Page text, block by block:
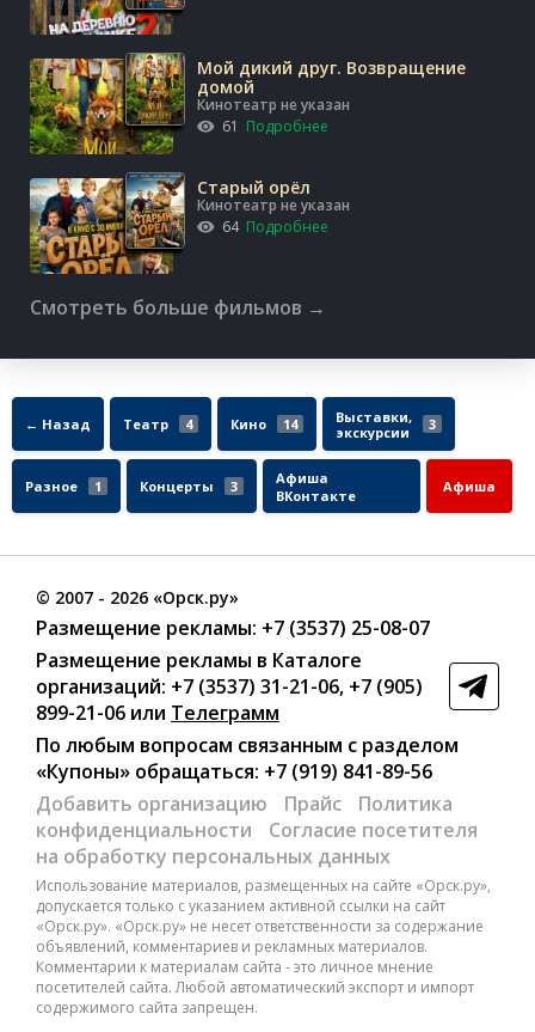
Мой дикий друг. Возвращение
домой
Кинотеатр не указан
61 Подробнее
Старый орёл
Кинотеатр не указан
64 Подробнее
Смотреть больше фильмов →
← Назад Театр 4 Кино 14
Выставки,
экскурсии
3
Разное 1 Концерты 3
Афиша
ВКонтакте
Афиша
© 2007 - 2026 «Орск.ру»
Размещение рекламы: +7 (3537) 25-08-07
Размещение рекламы в Каталоге
организаций: +7 (3537) 31-21-06, +7 (905)
899-21-06 или Телеграмм
По любым вопросам связанным с разделом
«Купоны» обращаться: +7 (919) 841-89-56
Добавить организацию
Прайс
Политика
конфиденциальности
Согласие посетителя
на обработку персональных данных
Использование материалов, размещенных на сайте «Орск.ру»,
допускается только с указанием активной ссылки на сайт
«Орск.ру». «Орск.ру» не несет ответственности за содержание
объявлений, комментариев и рекламных материалов.
Комментарии к материалам сайта - это личное мнение
посетителей сайта. Любой автоматический экспорт и импорт
содержимого сайта запрещен.